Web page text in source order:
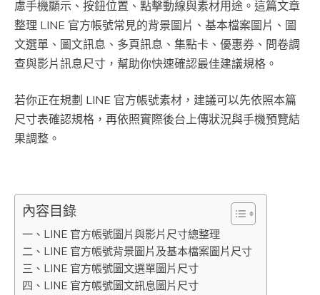
慮手機顯示、按鈕位置、點擊動線與素材用途。這篇文章
整理 LINE 官方帳號常見的背景圖片、基本檔案圖片、圖
文選單、圖文訊息、多頁訊息、集點卡、優惠券、問卷調
查與影片訊息尺寸，幫助你快速確認最佳建議規格。
若你正在規劃 LINE 官方帳號素材，建議可以先依照本篇
尺寸表確認規格，再依照實際後台上傳狀況與手機預覽結
果調整。
內容目錄
一、LINE 官方帳號圖片與影片尺寸總整理
二、LINE 官方帳號背景圖片及基本檔案圖片尺寸
三、LINE 官方帳號圖文選單圖片尺寸
四、LINE 官方帳號圖文訊息圖片尺寸